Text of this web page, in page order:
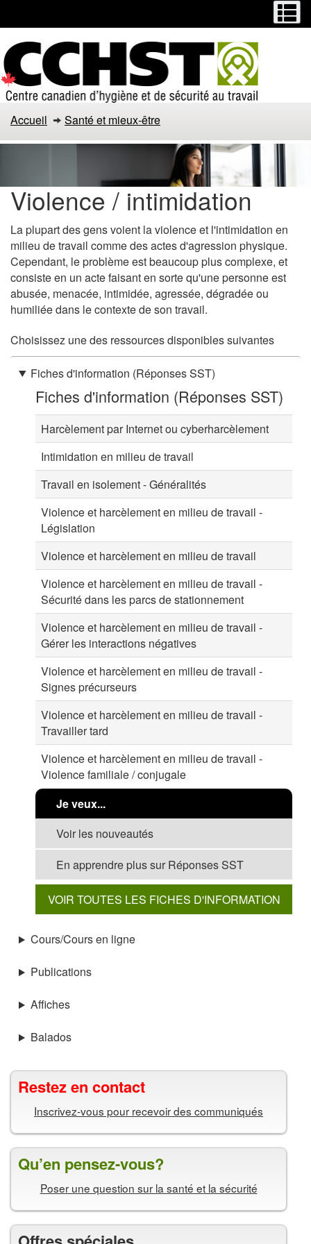
contenu
principal
la
version
HTML
simplifiée
Accueil Santé et mieux-être
Violence / intimidation
La plupart des gens voient la violence et l'intimidation en
milieu de travail comme des actes d'agression physique.
Cependant, le problème est beaucoup plus complexe, et
consiste en un acte faisant en sorte qu'une personne est
abusée, menacée, intimidée, agressée, dégradée ou
humiliée dans le contexte de son travail.
Choisissez une des ressources disponibles suivantes
Fiches d'information (Réponses SST)
Fiches d'information (Réponses SST)
Harcèlement par Internet ou cyberharcèlement
Intimidation en milieu de travail
Travail en isolement - Généralités
Violence et harcèlement en milieu de travail -
Législation
Violence et harcèlement en milieu de travail
Violence et harcèlement en milieu de travail -
Sécurité dans les parcs de stationnement
Violence et harcèlement en milieu de travail -
Gérer les interactions négatives
Violence et harcèlement en milieu de travail -
Signes précurseurs
Violence et harcèlement en milieu de travail -
Travailler tard
Violence et harcèlement en milieu de travail -
Violence familiale / conjugale
Je veux...
Voir les nouveautés
En apprendre plus sur Réponses SST
VOIR TOUTES LES FICHES D'INFORMATION
Cours/Cours en ligne
Publications
Affiches
Balados
Restez en contact
Inscrivez-vous pour recevoir des communiqués
Qu’en pensez-vous?
Poser une question sur la santé et la sécurité